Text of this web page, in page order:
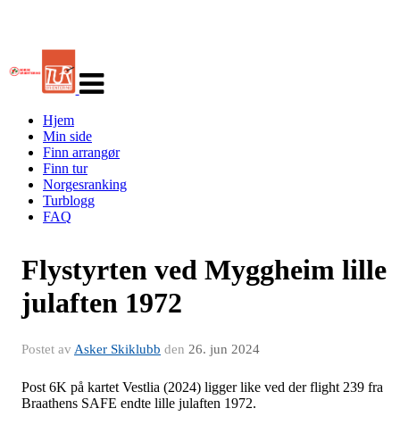
navigasjon
Hjem
Min side
Finn arrangør
Finn tur
Norgesranking
Turblogg
FAQ
Flystyrten ved Myggheim lille
julaften 1972
Postet av Asker Skiklubb den 26. jun 2024
Post 6K på kartet Vestlia (2024) ligger like ved der flight 239 fra
Braathens SAFE endte lille julaften 1972.